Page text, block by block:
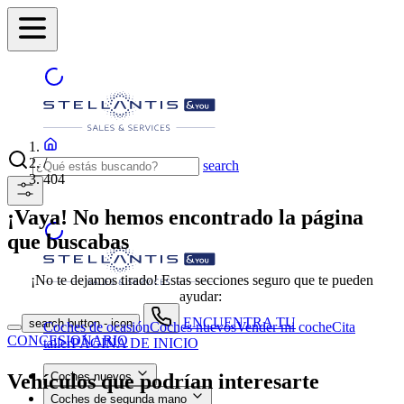
search
search button - icon
ENCUENTRA TU
CONCESIONARIO
Coches nuevos
Coches de segunda mano
/
404
¡Vaya! No hemos encontrado la página
que buscabas
¡No te dejamos tirado! Estas secciones seguro que te pueden
ayudar:
Coches de ocasiónCoches nuevosVender mi cocheCita
tallerPÁGINA DE INICIO
Vehículos que podrían interesarte